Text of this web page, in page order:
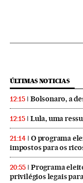
ÚLTIMAS NOTICIAS
12:15 Bolsonaro, a
12:15 Lula, uma
21:14
O programa
impostos para os
20:55
Programa
privilégios legais